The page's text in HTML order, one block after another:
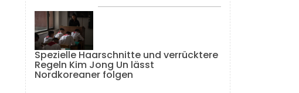
Spezielle Haarschnitte und verrücktere
Regeln Kim Jong Un lässt
Nordkoreaner folgen